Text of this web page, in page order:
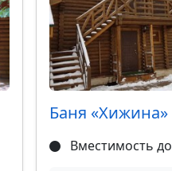
Баня «Хижина»
Вместимость до